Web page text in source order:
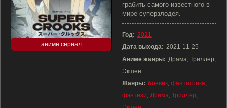
аниме сериал
грабить самого известного в
мире суперзлодея.
Год: 2021
Дата выхода: 2021-11-25
Аниме жанры: Драма, Триллер,
Экшен
Жанры: боевик, фантастика,
фэнтези, Драма, Триллер,